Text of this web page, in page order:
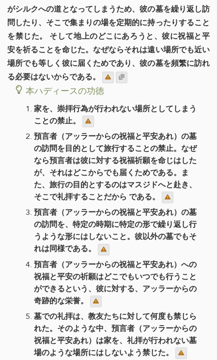
がシルクへの道となってしまうため、彼の墓を繰り返し訪
問したり、そこで集まりの場を定期的に持ったりすること
を禁じた。 そして地上のどこにあろうと、彼に祝福と平
安を祈ることを命じた。なぜならそれは遠い場所でも近い
場所でも等しく彼に届くためであり、彼の墓を頻繁に訪れ
る必要はないからである。
本ハディースの功徳
家を、崇拝行為が行われない場所としてしまう
ことの禁止。
預言者（アッラーからの祝福と平安あれ）の墓
の訪問を目的として旅行することの禁止。なぜ
なら預言者は彼に対する祝福祈願を命じはした
が、それはどこからでも届くためである。ま
た、旅行の目的とするのはマスジドへと赴き、
そこで礼拝することだから である。
預言者（アッラーからの祝福と平安あれ）の墓
の訪問を、特定の時期に特定の形で繰り返し行
うような形にはしないこと。彼以外の墓でもそ
れは同様である。
預言者（アッラーからの祝福と平安あれ）への
祝福と平安の祈願はどこでもいつでも行うこと
ができるという、彼に対する、アッラーからの
奇跡的な栄誉。
墓での礼拝は、教友たちに対して何度も禁じら
れた。そのような中、預言者（アッラーからの
祝福と平安あれ）は家を、礼拝が行われない墓
場のような場所にはしないよう禁じた。